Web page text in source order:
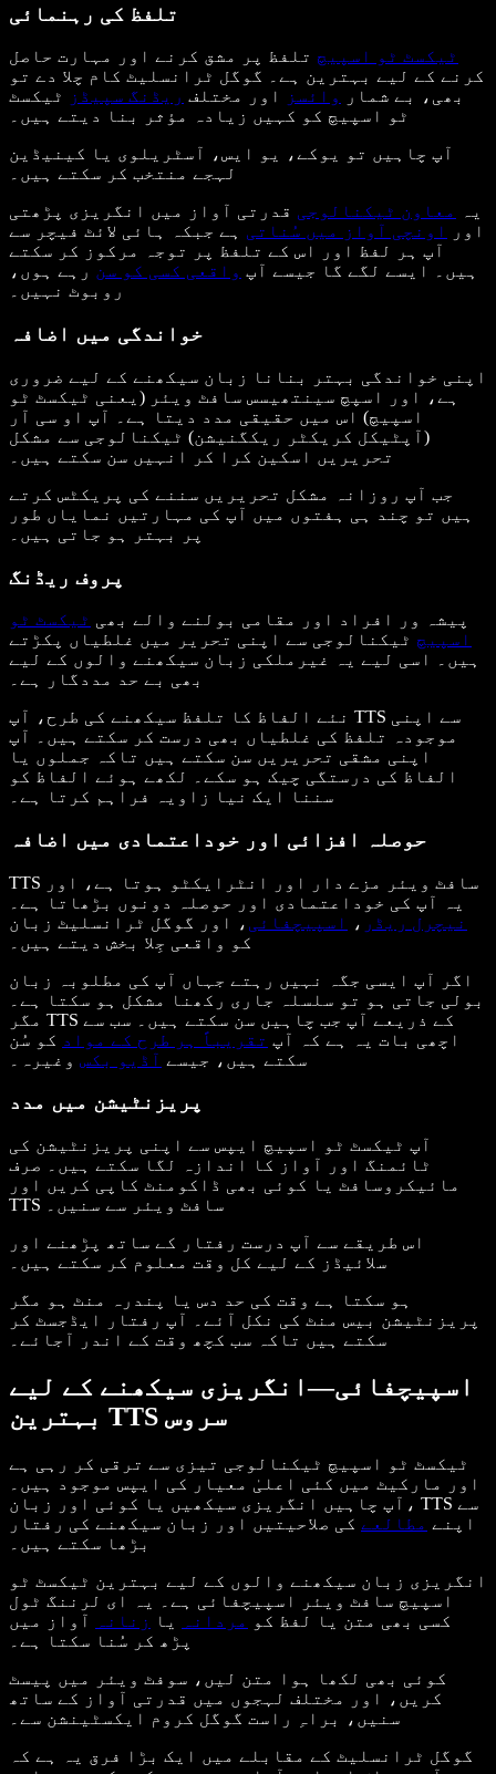
تلفظ کی رہنمائی
ٹیکسٹ ٹو اسپیچ تلفظ پر مشق کرنے اور مہارت حاصل
کرنے کے لیے بہترین ہے۔ گوگل ٹرانسلیٹ کام چلا دے تو
بھی، بے شمار
وائسز اور مختلف ریڈنگ سپیڈز
ٹیکسٹ
ٹو اسپیچ کو کہیں زیادہ مؤثر بنا دیتے ہیں۔
آپ چاہیں تو یوکے، یو ایس، آسٹریلوی یا کینیڈین
لہجے منتخب کر سکتے ہیں۔
یہ
معاون ٹیکنالوجی قدرتی آواز میں انگریزی پڑھتی
اور
اونچی آواز میں سُناتی ہے جبکہ ہائی لائٹ فیچر سے
آپ ہر لفظ اور اس کے تلفظ پر توجہ مرکوز کر سکتے
ہیں۔ ایسے لگے گا جیسے آپ واقعی کسی کو سن رہے ہوں،
روبوٹ نہیں۔
خواندگی میں اضافہ
اپنی خواندگی بہتر بنانا زبان سیکھنے کے لیے ضروری
ہے، اور اسپچ سینتھیسس سافٹ ویئر (یعنی ٹیکسٹ ٹو
اسپیچ) اس میں حقیقی مدد دیتا ہے۔ آپ او سی آر
(آپٹیکل کریکٹر ریکگنیشن) ٹیکنالوجی سے مشکل
تحریریں اسکین کرا کر انہیں سن سکتے ہیں۔
جب آپ روزانہ مشکل تحریریں سننے کی پریکٹس کرتے
ہیں تو چند ہی ہفتوں میں آپ کی مہارتیں نمایاں طور
پر بہتر ہو جاتی ہیں۔
پروف ریڈنگ
پیشہ ور افراد اور مقامی بولنے والے بھی ٹیکسٹ ٹو
اسپیچ ٹیکنالوجی سے اپنی تحریر میں غلطیاں پکڑتے
ہیں۔ اسی لیے یہ غیرملکی زبان سیکھنے والوں کے لیے
بھی بے حد مددگار ہے۔
نئے الفاظ کا تلفظ سیکھنے کی طرح، آپ TTS سے اپنی
موجودہ تلفظ کی غلطیاں بھی درست کر سکتے ہیں۔ آپ
اپنی مشقی تحریریں سن سکتے ہیں تاکہ جملوں یا
الفاظ کی درستگی چیک ہو سکے۔ لکھے ہوئے الفاظ کو
سننا ایک نیا زاویہ فراہم کرتا ہے۔
حوصلہ افزائی اور خوداعتمادی میں اضافہ
TTS سافٹ ویئر مزے دار اور انٹرایکٹو ہوتا ہے، اور
یہ آپ کی خوداعتمادی اور حوصلہ دونوں بڑھاتا ہے۔
نیچرل ریڈر ، اسپیچفائی ، اور گوگل ٹرانسلیٹ زبان
کو واقعی جِلا بخش دیتے ہیں۔
اگر آپ ایسی جگہ نہیں رہتے جہاں آپ کی مطلوبہ زبان
بولی جاتی ہو تو سلسلہ جاری رکھنا مشکل ہو سکتا ہے۔
مگر TTS کے ذریعے آپ جب چاہیں سن سکتے ہیں۔ سب سے
اچھی بات یہ ہے کہ آپ تقریباً ہر طرح کے مواد کو سُن
سکتے ہیں، جیسے آڈیو بکس وغیرہ۔
پریزنٹیشن میں مدد
آپ ٹیکسٹ ٹو اسپیچ ایپس سے اپنی پریزنٹیشن کی
ٹائمنگ اور آواز کا اندازہ لگا سکتے ہیں۔ صرف
مائیکروسافٹ یا کوئی بھی ڈاکومنٹ کاپی کریں اور
TTS سافٹ ویئر سے سنیں۔
اس طریقے سے آپ درست رفتار کے ساتھ پڑھنے اور
سلائیڈز کے لیے کل وقت معلوم کر سکتے ہیں۔
ہو سکتا ہے وقت کی حد دس یا پندرہ منٹ ہو مگر
پریزنٹیشن بیس منٹ کی نکل آئے۔ آپ رفتار ایڈجسٹ کر
سکتے ہیں تاکہ سب کچھ وقت کے اندر آجائے۔
اسپیچفائی—انگریزی سیکھنے کے لیے
بہترین TTS سروس
ٹیکسٹ ٹو اسپیچ ٹیکنالوجی تیزی سے ترقی کر رہی ہے
اور مارکیٹ میں کئی اعلیٰ معیار کی ایپس موجود ہیں۔
آپ چاہیں انگریزی سیکھیں یا کوئی اور زبان، TTS سے
اپنے مطالعے کی صلاحیتیں اور زبان سیکھنے کی رفتار
بڑھا سکتے ہیں۔
انگریزی زبان سیکھنے والوں کے لیے بہترین ٹیکسٹ ٹو
اسپیچ سافٹ ویئر اسپیچفائی ہے۔ یہ ای لرننگ ٹول
کسی بھی متن یا لفظ کو مردانہ یا زنانہ
آواز میں
پڑھ کر سُنا سکتا ہے۔
کوئی بھی لکھا ہوا متن لیں، سوفٹ ویئر میں پیسٹ
کریں، اور مختلف لہجوں میں قدرتی آواز کے ساتھ
سنیں، براہِ راست گوگل کروم ایکسٹینشن سے۔
گوگل ٹرانسلیٹ کے مقابلے میں ایک بڑا فرق یہ ہے کہ